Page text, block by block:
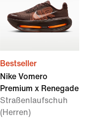
Bestseller
Nike Vomero
Premium x Renegade
Straßenlaufschuh
(Herren)